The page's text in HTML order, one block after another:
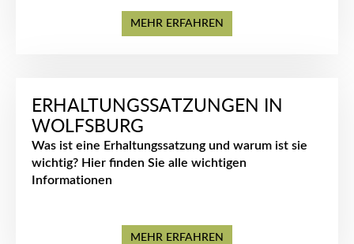
MEHR ERFAHREN
ERHALTUNGSSATZUNGEN IN
WOLFSBURG
Was ist eine Erhaltungssatzung und warum ist sie
wichtig? Hier finden Sie alle wichtigen
Informationen
MEHR ERFAHREN